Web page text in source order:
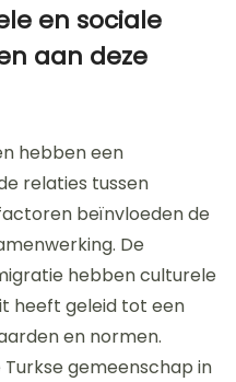
en sociale
aan deze
hebben een
relaties tussen
beïnvloeden de
De
hebben culturele
heeft geleid tot een
en normen.
gemeenschap in